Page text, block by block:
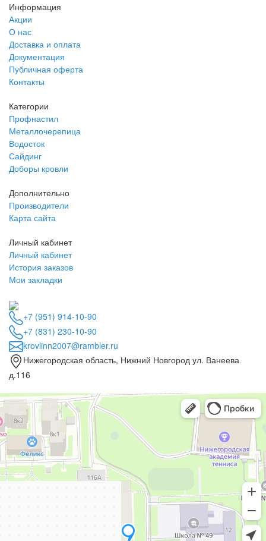
Информация
Акции
О нас
Доставка и оплата
Документация
Публичная оферта
Контакты
Категории
Профнастил
Металлочерепица
Водосток
Сайдинг
Доборы кровли
Дополнительно
Производители
Карта сайта
Личный кабинет
Личный кабинет
История заказов
Мои закладки
+7 (951) 914-10-90
+7 (831) 230-10-90
krovlinn2007@rambler.ru
Нижегородская область, Нижний Новгород ул. Ванеева
д.116